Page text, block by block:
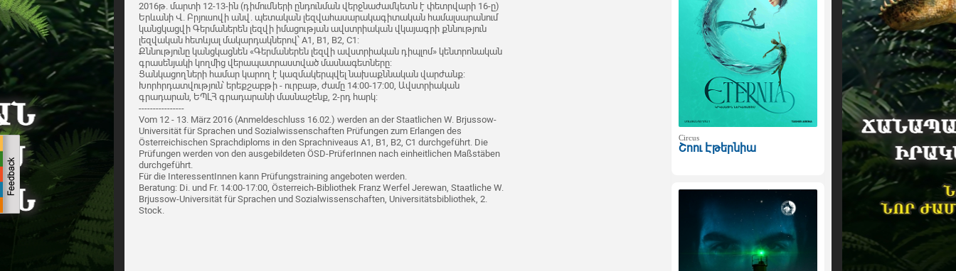
2016թ. մարտի 12-13-ին (դիմումների ընդունման վերջնաժամկետն է փետրվարի 16-ը)
Երևանի Վ. Բրյուսովի անվ. պետական լեզվահասարակագիտական համալսարանում
կանցկացվի Գերմաներեն լեզվի իմացության ավստրիական վկայագրի քննություն
լեզվական հետևյալ մակարդակներով՝ A1, B1, B2, C1:
Քննությունը կանցկացնեն «Գերմաներեն լեզվի ավստրիական դիպլոմ» կենտրոնական
գրասենյակի կողմից վերապատրաստված մասնագետները:
Ցանկացողների համար կարող է կազմակերպվել նախաքննական վարժանք:
Խորհրդատվություն՝ երեքշաբթի - ուրբաթ, ժամը 14:00-17:00, Ավստրիական
գրադարան, ԵՊԼՀ գրադարանի մասնաշենք, 2-րդ հարկ:
----------------
Vom 12 - 13. März 2016 (Anmeldeschluss 16.02.) werden an der Staatlichen W. Brjussow-
Universität für Sprachen und Sozialwissenschaften Prüfungen zum Erlangen des
Österreichischen Sprachdiploms in den Sprachniveaus A1, B1, B2, C1 durchgeführt. Die
Prüfungen werden von den ausgebildeten ÖSD-PrüferInnen nach einheitlichen Maßstäben
durchgeführt.
Für die InteressentInnen kann Prüfungstraining angeboten werden.
Beratung: Di. und Fr. 14:00-17:00, Österreich-Bibliothek Franz Werfel Jerewan, Staatliche W.
Brjussow-Universität für Sprachen und Sozialwissenschaften, Universitätsbibliothek, 2.
Stock.
Circus
Շոու Էթերնիա